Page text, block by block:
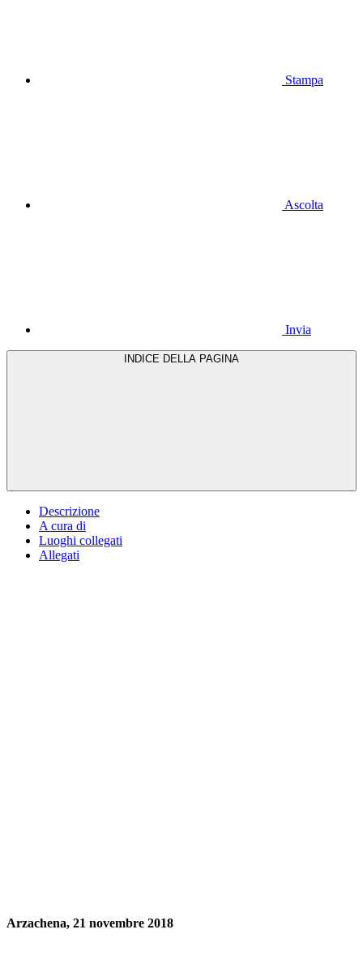
Stampa
Ascolta
Invia
Descrizione
A cura di
Luoghi collegati
Allegati
Arzachena, 21 novembre 2018